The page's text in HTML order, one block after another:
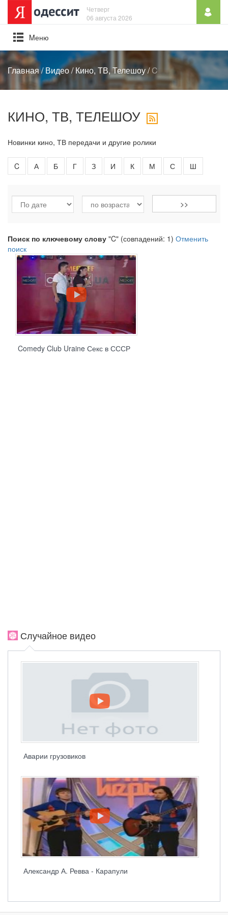
Четверг
06 августа 2026
Mеню
Главная/Видео/Кино, ТВ, Телешоу/C
КИНО, ТВ, ТЕЛЕШОУ
Новинки кино, ТВ передачи и другие ролики
C А Б Г З И К М С Ш
Поиск по ключевому слову "C" (совпадений: 1) Отменить
поиск
Comedy Club Uraine Секс в СССР
Случайное видео
Аварии грузовиков
Александр А. Ревва - Карапули